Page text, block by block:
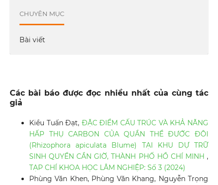
CHUYÊN MỤC
Bài viết
Các bài báo được đọc nhiều nhất của cùng tác
giả
Kiều Tuấn Đạt, ĐẶC ĐIỂM CẤU TRÚC VÀ KHẢ NĂNG
HẤP THỤ CARBON CỦA QUẦN THỂ ĐƯỚC ĐÔI
(Rhizophora apiculata Blume) TẠI KHU DỰ TRỮ
SINH QUYỂN CẦN GIỜ, THÀNH PHỐ HỒ CHÍ MINH,
TẠP CHÍ KHOA HỌC LÂM NGHIỆP: Số 3 (2024)
Phùng Văn Khen, Phùng Văn Khang, Nguyễn Trọng